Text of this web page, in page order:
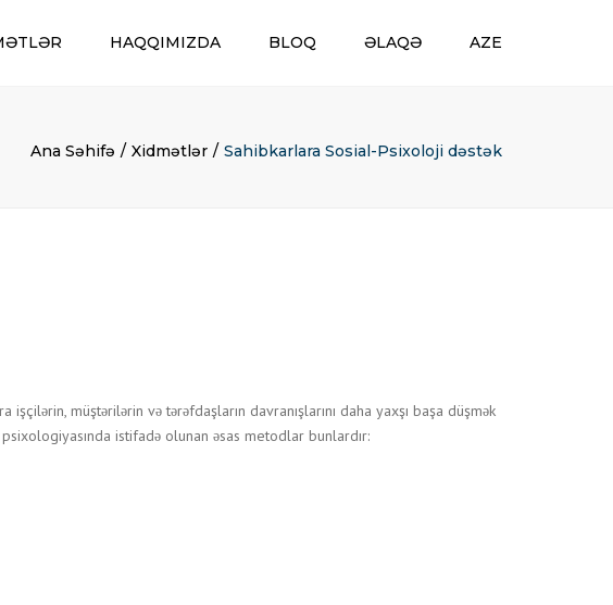
VƏ
HAQQIMIZDA BLOQ ƏLAQƏ AZE
AZE
Ana Səhifə Xidmətlər Sahibkarlara Sosial-Psixoloji dəstək
müştərilərin və tərəfdaşların davranışlarını daha yaxşı başa düşmək
istifadə olunan əsas metodlar bunlardır: